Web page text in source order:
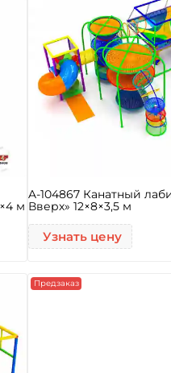
м
A-104867 Канатный
Вверх» 12×8×3,5 м
Узнать цену
Предзаказ